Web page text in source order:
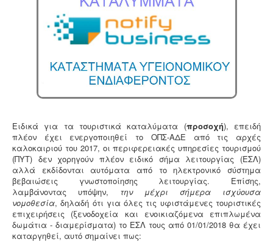
Νομιμοποίηση γεώτρησης - Όλες οι μεταβιβάσεις
ακινήτων, στα οποία υπάρχει γεώτρηση, εκτελούνται
κατόπιν νομιμοποίησης της γεώτρησης. Για να
προχωρήσει η συμβολαιογραφική πράξη θα πρέπει να
Συλλογή - μεταφορά και επεξεργασία ζωικών
υποπροϊόντων -
Η διαχείριση ζωικών υποπροϊόντων
διέπεται από τον Κανονισμό (ΕΚ) αριθ. 1069/2009 και
αρμόδιες είναι οι κτηνιατρικές υπηρεσίες. Τα
αδρανοποιημένα ζωικά υποπροϊόντα θεωρούνται μη
Ειδικά για τα τουριστικά καταλύματα (προσοχή), επειδή
πλέον έχει ενεργοποιηθεί το ΟΠΣ-ΑΔΕ από τις αρχές
καλοκαιριού του 2017, οι περιφερειακές υπηρεσίες τουρισμού
(ΠΥΤ) δεν χορηγούν πλέον ειδικό σήμα λειτουργίας (ΕΣΛ)
αλλά εκδίδονται αυτόματα από το ηλεκτρονικό σύστημα
βεβαιώσεις γνωστοποίησης λειτουργίας. Επίσης,
λαμβάνοντας υπόψην, την μέχρι σήμερα ισχύουσα
νομοθεσία, δηλαδή ότι για όλες τις υφιστάμενες τουριστικές
επιχειρήσεις (ξενοδοχεία και ενοικιαζόμενα επιπλωμένα
δωμάτια - διαμερίσματα) το ΕΣΛ τους από 01/01/2018 θα έχει
καταργηθεί, αυτό σημαίνει πως: